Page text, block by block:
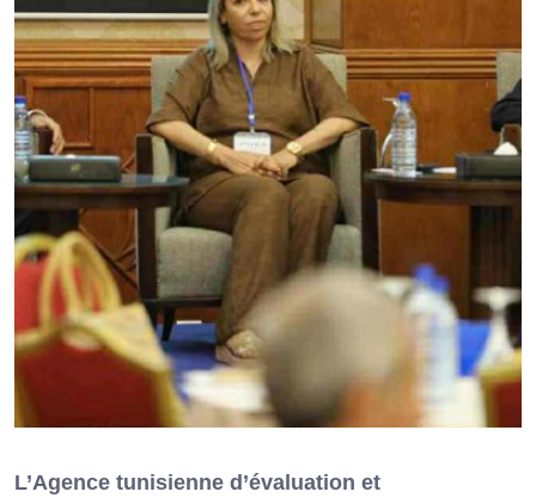
L’Agence tunisienne d’évaluation et